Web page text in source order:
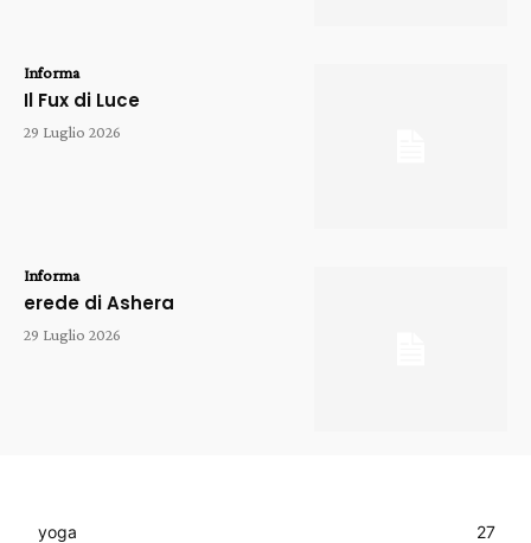
Informa
Il Fux di Luce
29 Luglio 2026
Informa
erede di Ashera
29 Luglio 2026
yoga
27